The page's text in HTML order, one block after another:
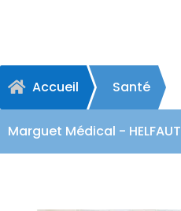
 Accueil Santé
Marguet Médical - HELFAUT